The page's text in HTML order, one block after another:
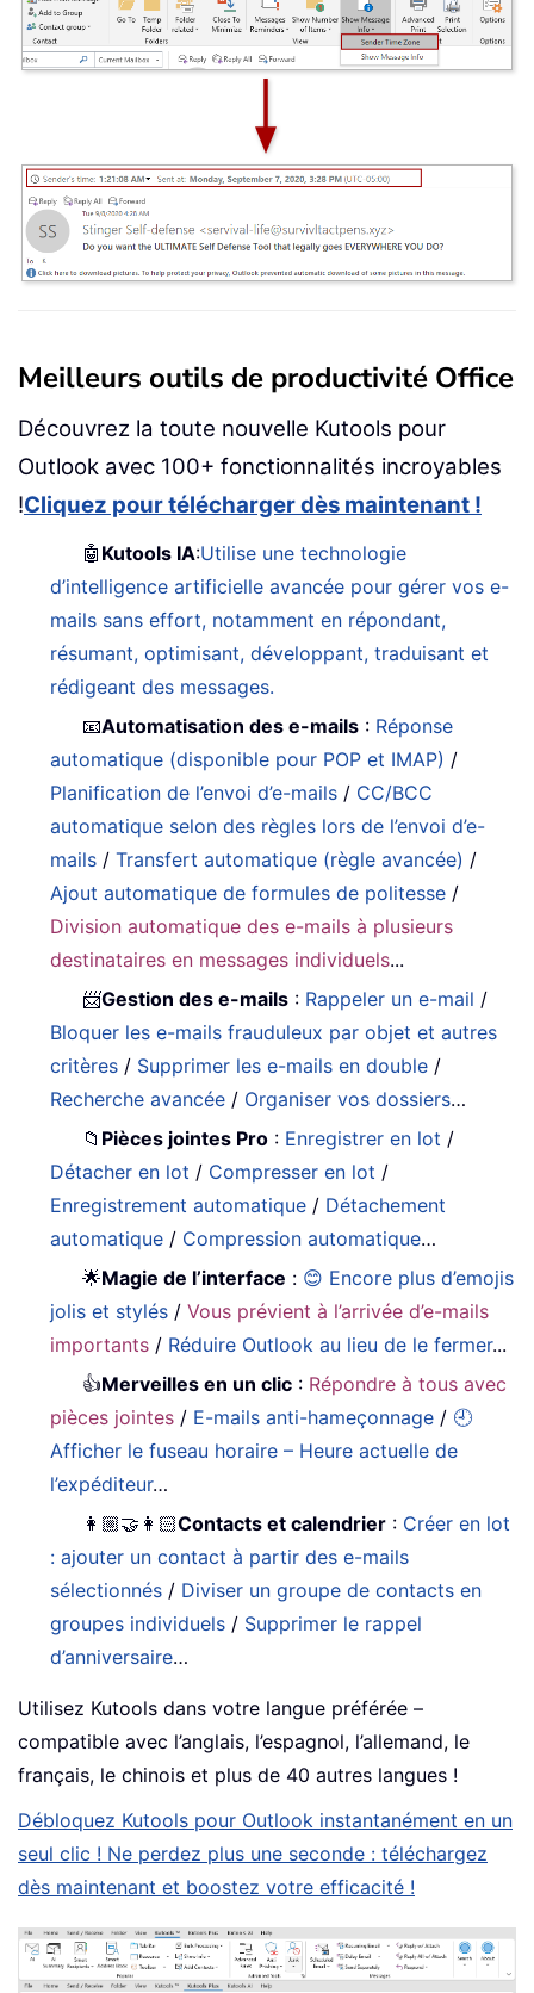
Meilleurs outils de productivité Office
Découvrez la toute nouvelle Kutools pour
Outlook avec 100+ fonctionnalités incroyables
!Cliquez pour télécharger dès maintenant !
🤖 Kutools IA:Utilise une technologie
d’intelligence artificielle avancée pour gérer vos e-
mails sans effort, notamment en répondant,
résumant, optimisant, développant, traduisant et
rédigeant des messages.
📧Automatisation des e-mails : Réponse
automatique (disponible pour POP et IMAP) /
Planification de l’envoi d’e-mails / CC/BCC
automatique selon des règles lors de l’envoi d’e-
mails /Transfert automatique (règle avancée) /
Ajout automatique de formules de politesse /
Division automatique des e-mails à plusieurs
destinataires en messages individuels...
📨Gestion des e-mails : Rappeler un e-mail /
Bloquer les e-mails frauduleux par objet et autres
critères / Supprimer les e-mails en double /
Recherche avancée / Organiser vos dossiers…
📁 Pièces jointes Pro : Enregistrer en lot /
Détacher en lot / Compresser en lot /
Enregistrement automatique / Détachement
automatique / Compression automatique…
🌟Magie de l’interface : 😊 Encore plus d’emojis
jolis et stylés /Vous prévient à l’arrivée d’e-mails
importants / Réduire Outlook au lieu de le fermer...
👍Merveilles en un clic : Répondre à tous avec
pièces jointes / E-mails anti-hameçonnage / 🕘
Afficher le fuseau horaire – Heure actuelle de
l’expéditeur…
👩🏼‍🤝‍👩🏻Contacts et calendrier : Créer en lot
: ajouter un contact à partir des e-mails
sélectionnés / Diviser un groupe de contacts en
groupes individuels / Supprimer le rappel
d’anniversaire…
Utilisez Kutools dans votre langue préférée –
compatible avec l’anglais, l’espagnol, l’allemand, le
français, le chinois et plus de 40 autres langues !
Débloquez Kutools pour Outlook instantanément en un
seul clic ! Ne perdez plus une seconde : téléchargez
dès maintenant et boostez votre efficacité !